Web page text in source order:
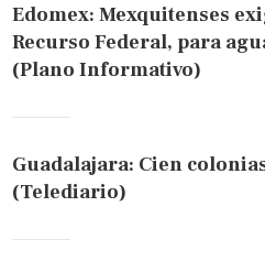
Edomex: Mexquitenses
Recurso Federal, para
(Plano Informativo)
Guadalajara: Cien
(Telediario)